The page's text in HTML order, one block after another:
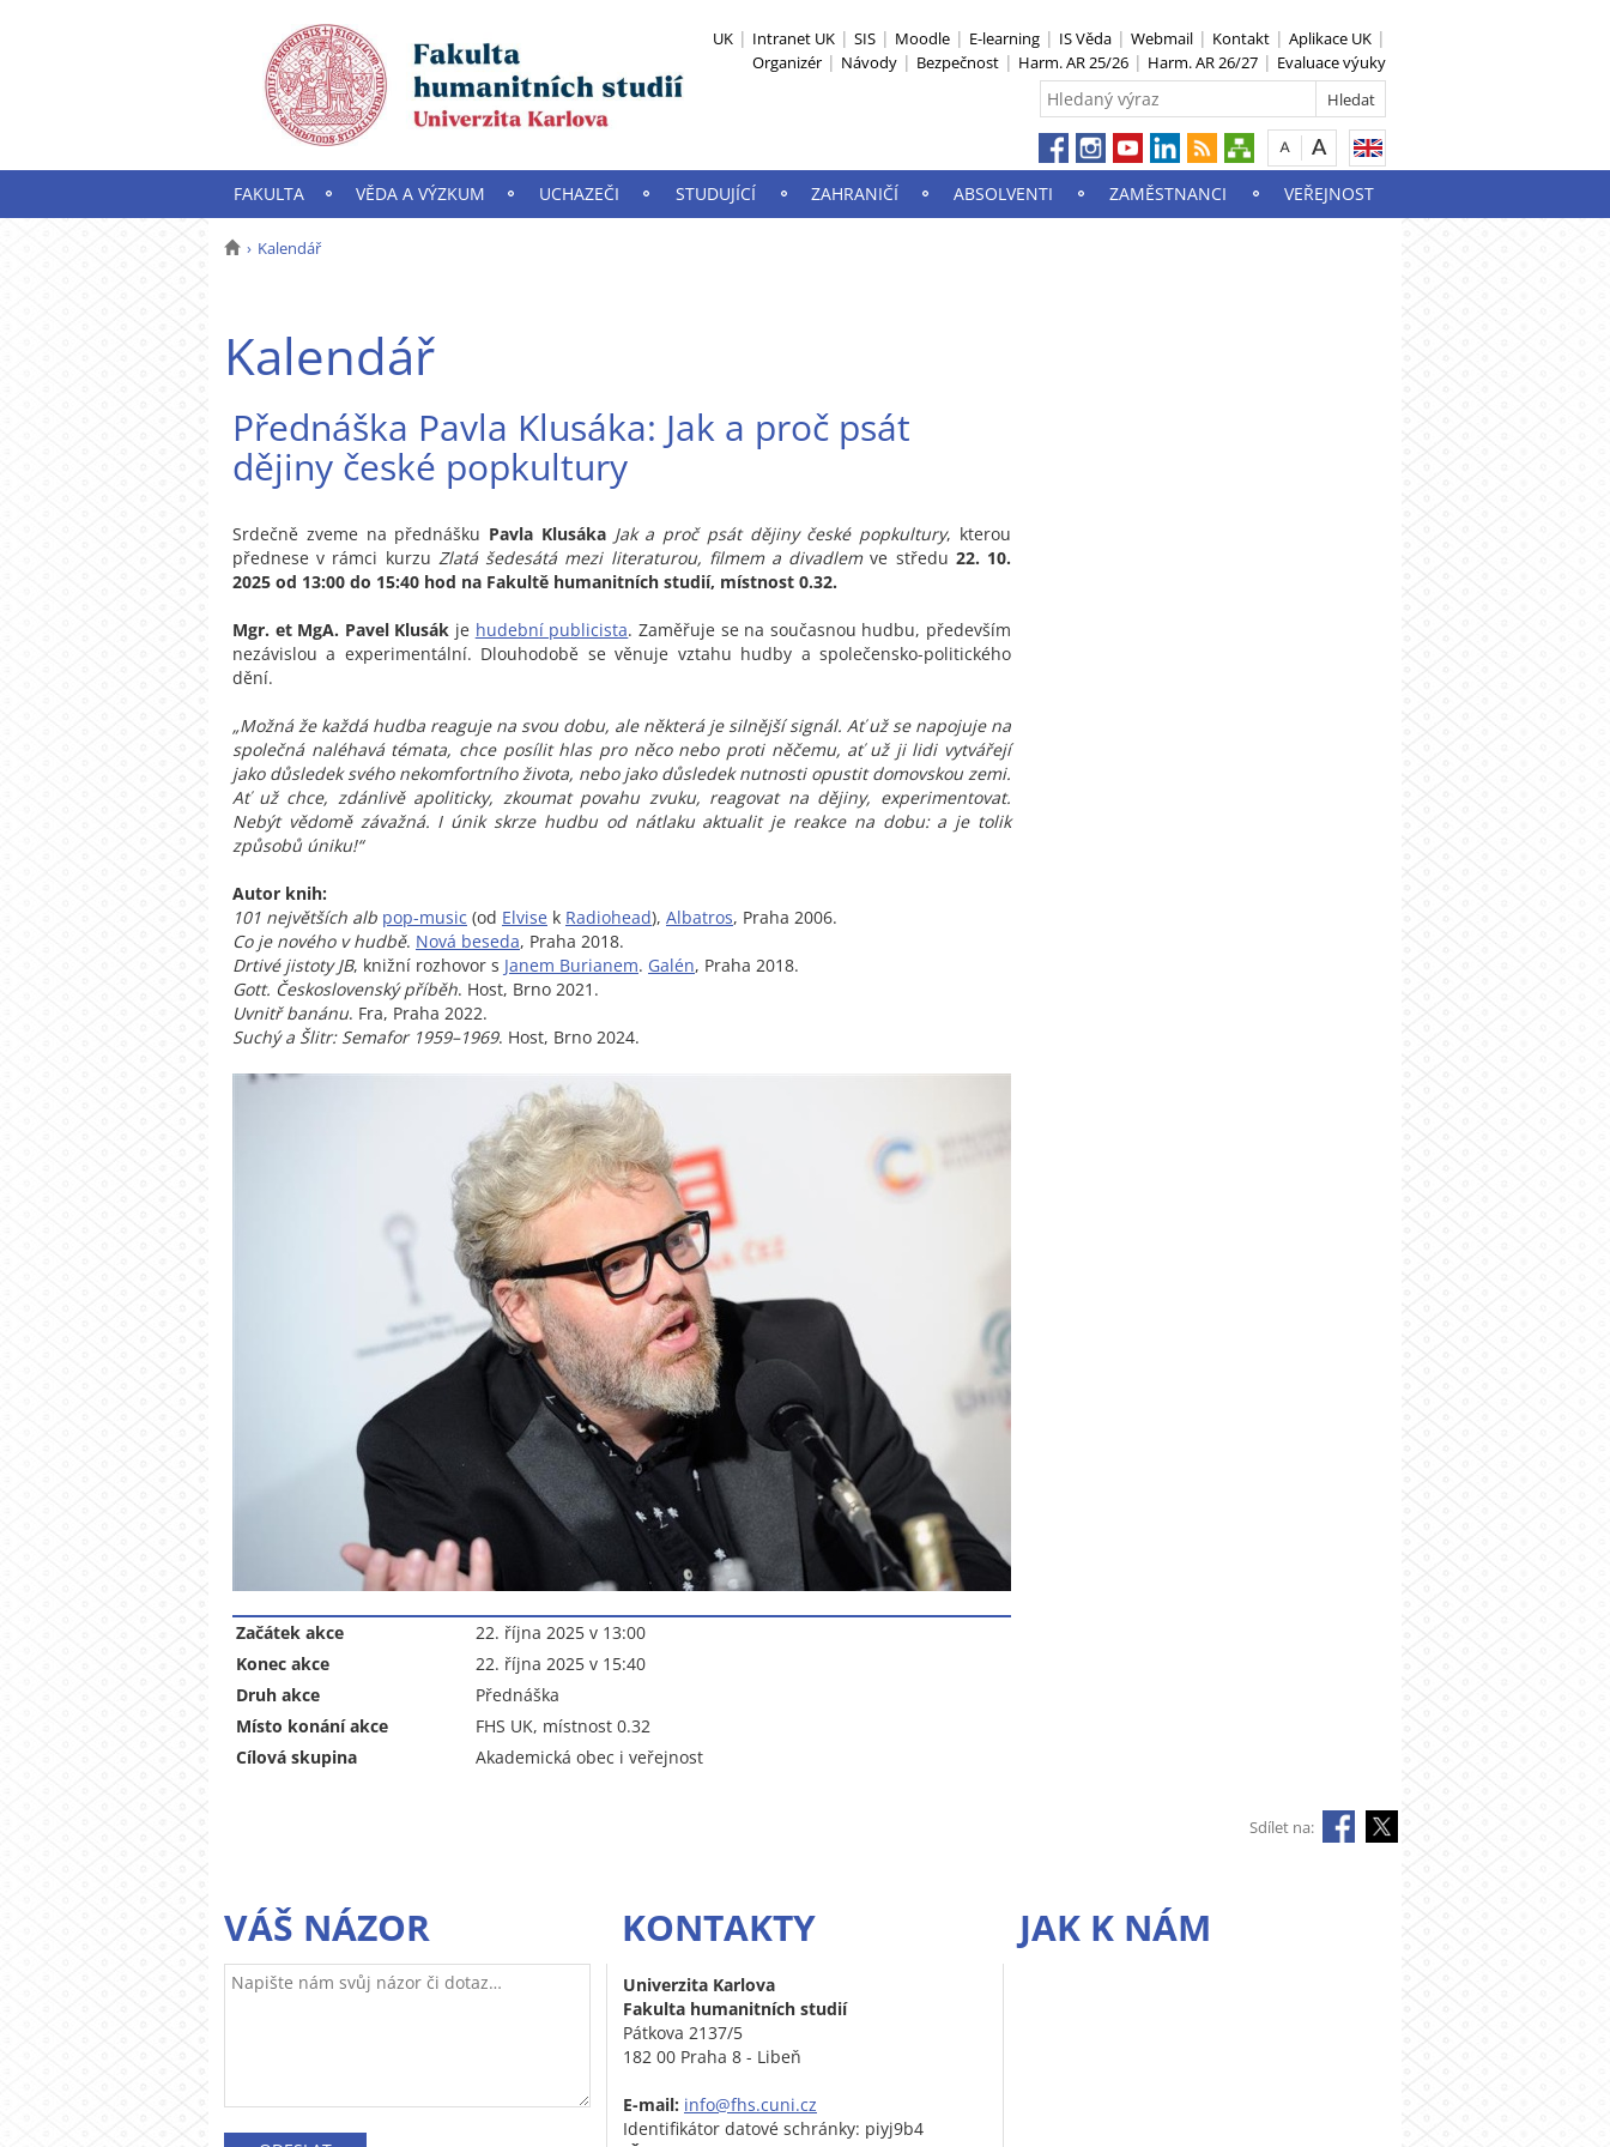
UK Intranet UK SIS Moodle E-learning IS Věda Webmail Kontakt
Aplikace UK
Organizér
Návody Bezpečnost Harm. AR 25/26 Harm. AR 26/27 Evaluace výuky
FAKULTA VĚDA A VÝZKUM UCHAZEČI STUDUJÍCÍ ZAHRANIČÍ ABSOLVENTI ZAMĚSTNANCI VEŘEJNOST
Kalendář
Kalendář
Přednáška Pavla Klusáka: Jak a proč psát
dějiny české popkultury
Srdečně zveme na přednášku Pavla Klusáka Jak a proč psát dějiny české popkultury, kterou
přednese v rámci kurzu Zlatá šedesátá mezi literaturou, filmem a divadlem ve středu 22. 10.
2025 od 13:00 do 15:40 hod na Fakultě humanitních studií, místnost 0.32.
Mgr. et MgA. Pavel Klusák je hudební publicista. Zaměřuje se na současnou hudbu, především
nezávislou a experimentální. Dlouhodobě se věnuje vztahu hudby a společensko-politického
dění.
„Možná že každá hudba reaguje na svou dobu, ale některá je silnější signál. Ať už se napojuje na
společná naléhavá témata, chce posílit hlas pro něco nebo proti něčemu, ať už ji lidi vytvářejí
jako důsledek svého nekomfortního života, nebo jako důsledek nutnosti opustit domovskou zemi.
Ať už chce, zdánlivě apoliticky, zkoumat povahu zvuku, reagovat na dějiny, experimentovat.
Nebýt vědomě závažná. I únik skrze hudbu od nátlaku aktualit je reakce na dobu: a je tolik
způsobů úniku!“
Autor knih:
101 největších alb pop-music (od Elvise k Radiohead), Albatros, Praha 2006.
Co je nového v hudbě. Nová beseda, Praha 2018.
Drtivé jistoty JB, knižní rozhovor s Janem Burianem. Galén, Praha 2018.
Gott. Československý příběh. Host, Brno 2021.
Uvnitř banánu. Fra, Praha 2022.
Suchý a Šlitr: Semafor 1959–1969. Host, Brno 2024.
Začátek akce
22. října 2025 v 13:00
Konec akce
22. října 2025 v 15:40
Druh akce
Přednáška
Místo konání akce
FHS UK, místnost 0.32
Cílová skupina
Akademická obec i veřejnost
Sdílet na:
VÁŠ NÁZOR KONTAKTY
Univerzita Karlova
Fakulta humanitních studií
Pátkova 2137/5
182 00 Praha 8 - Libeň
E-mail: info@fhs.cuni.cz
Identifikátor datové schránky: piyj9b4
JAK K NÁM